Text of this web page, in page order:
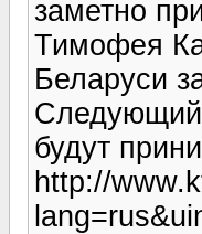
заметно
Тимофея
Беларуси
Следующий
будут
http://